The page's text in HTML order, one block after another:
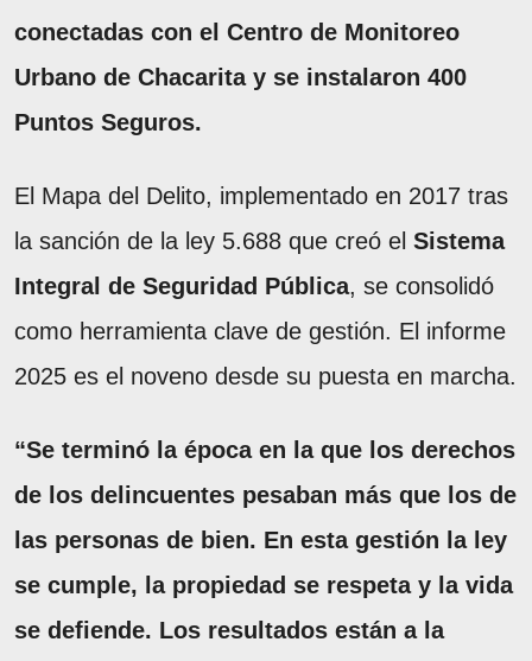
conectadas con el Centro de Monitoreo
Urbano de Chacarita y se instalaron 400
Puntos Seguros.
El Mapa del Delito, implementado en 2017 tras
la sanción de la ley 5.688 que creó el Sistema
Integral de Seguridad Pública, se consolidó
como herramienta clave de gestión. El informe
2025 es el noveno desde su puesta en marcha.
“Se terminó la época en la que los derechos
de los delincuentes pesaban más que los de
las personas de bien. En esta gestión la ley
se cumple, la propiedad se respeta y la vida
se defiende. Los resultados están a la